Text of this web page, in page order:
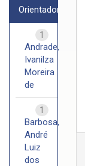
Orientador
1
Andrade,
Ivanilza
Moreira
de
1
Barbosa,
André
Luiz
dos